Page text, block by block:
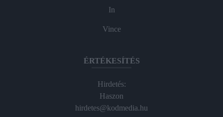
In
Vince
ÉRTÉKESÍTÉS
Hirdetés:
Haszon
hirdetes@kodmedia.hu